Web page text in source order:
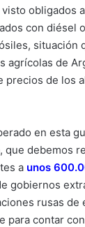
visto obligados
con diésel
situación
agrícolas de
precios de los
en esta
que debemos
a unos
gobiernos
rusas de
para contar